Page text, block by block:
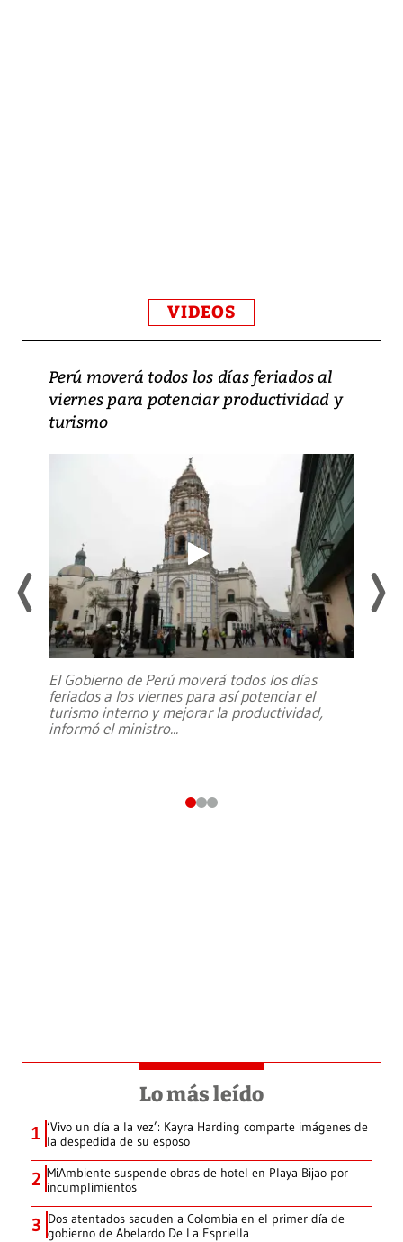
VIDEOS
Perú moverá todos los días feriados al
viernes para potenciar productividad y
turismo
El Gobierno de Perú moverá todos los días
feriados a los viernes para así potenciar el
turismo interno y mejorar la productividad,
informó el ministro...
Lo más leído
1 ‘Vivo un día a la vez’: Kayra Harding comparte imágenes de
la despedida de su esposo
2 MiAmbiente suspende obras de hotel en Playa Bijao por
incumplimientos
3 Dos atentados sacuden a Colombia en el primer día de
gobierno de Abelardo De La Espriella